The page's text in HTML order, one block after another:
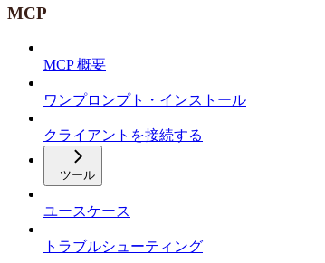
MCP
MCP 概要
ワンプロンプト・インストール
クライアントを接続する
ツール
ユースケース
トラブルシューティング